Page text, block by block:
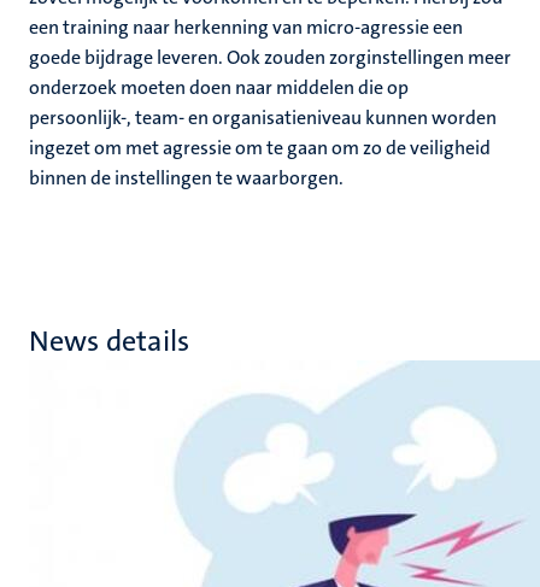
een training naar herkenning van micro-agressie een
goede bijdrage leveren. Ook zouden zorginstellingen meer
onderzoek moeten doen naar middelen die op
persoonlijk-, team- en organisatieniveau kunnen worden
ingezet om met agressie om te gaan om zo de veiligheid
binnen de instellingen te waarborgen.
News details